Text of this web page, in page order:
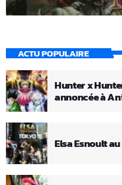
ACTU POPULAIRE
Hunter x
annoncée à
Elsa Esnoult